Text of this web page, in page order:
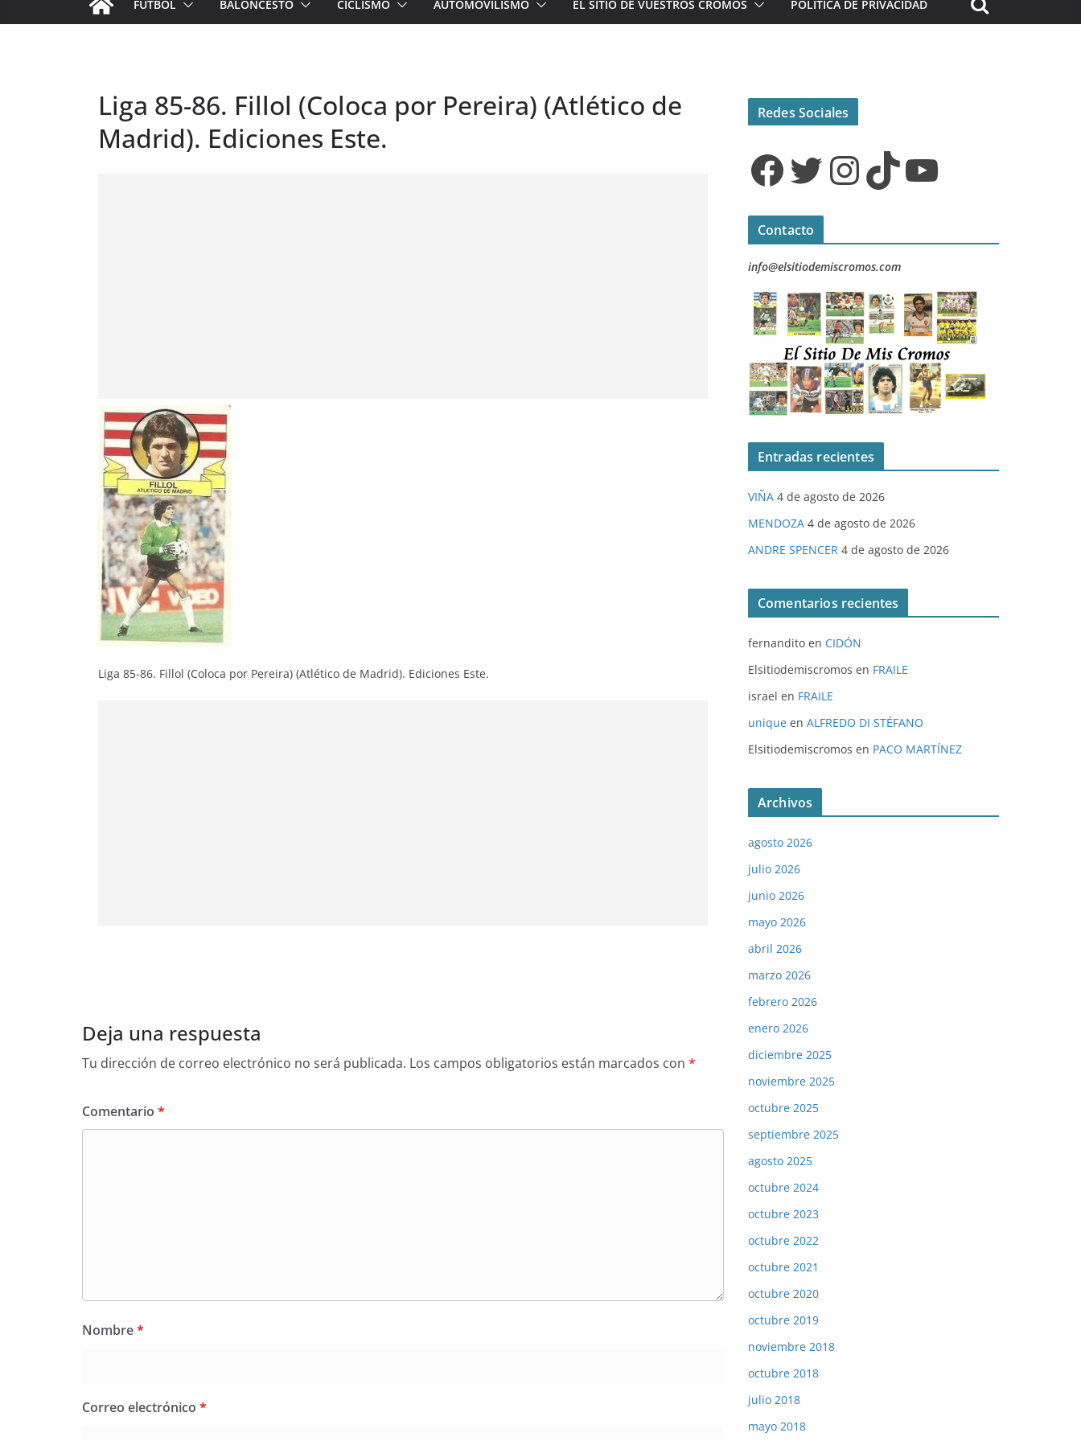
FÚTBOL BALONCESTO CICLISMO AUTOMOVILISMO EL SITIO DE VUESTROS CROMOS POLÍTICA DE PRIVACIDAD
Liga 85-86. Fillol (Coloca por Pereira) (Atlético de
Madrid). Ediciones Este.
Liga 85-86. Fillol (Coloca por Pereira) (Atlético de Madrid). Ediciones Este.
Deja una respuesta
Tu dirección de correo electrónico no será publicada. Los campos obligatorios están marcados con *
Comentario *
Nombre*
Correo electrónico *
Redes Sociales
Facebook Twitter InstagramTikTok YouTube
Contacto
info@elsitiodemiscromos.com
Entradas recientes
VIÑA 4 de agosto de 2026
MENDOZA 4 de agosto de 2026
ANDRE SPENCER 4 de agosto de 2026
Comentarios recientes
fernandito en CIDÓN
Elsitiodemiscromos en FRAILE
israel en FRAILE
unique en ALFREDO DI STÉFANO
Elsitiodemiscromos en PACO MARTÍNEZ
Archivos
agosto 2026
julio 2026
junio 2026
mayo 2026
abril 2026
marzo 2026
febrero 2026
enero 2026
diciembre 2025
noviembre 2025
octubre 2025
septiembre 2025
agosto 2025
octubre 2024
octubre 2023
octubre 2022
octubre 2021
octubre 2020
octubre 2019
noviembre 2018
octubre 2018
julio 2018
mayo 2018